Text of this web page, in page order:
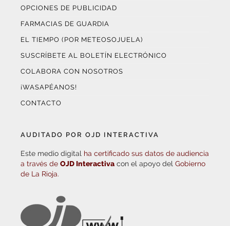
OPCIONES DE PUBLICIDAD
FARMACIAS DE GUARDIA
EL TIEMPO (POR METEOSOJUELA)
SUSCRÍBETE AL BOLETÍN ELECTRÓNICO
COLABORA CON NOSOTROS
¡WASAPÉANOS!
CONTACTO
AUDITADO POR OJD INTERACTIVA
Este medio digital ha certificado sus datos de audiencia
a través de OJD Interactiva con el apoyo del Gobierno
de La Rioja.